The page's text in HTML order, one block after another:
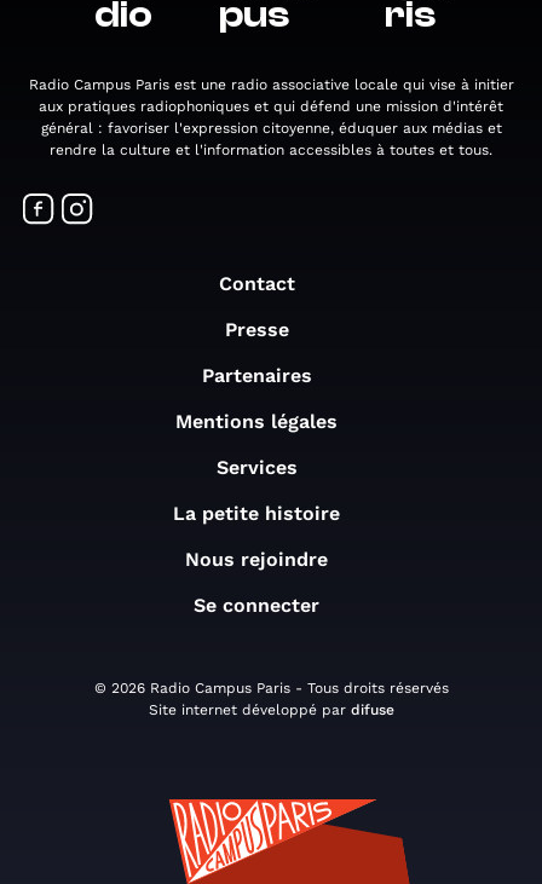
dio pus ris
Radio Campus Paris est une radio associative locale qui vise à initier
aux pratiques radiophoniques et qui défend une mission d'intérêt
général : favoriser l'expression citoyenne, éduquer aux médias et
rendre la culture et l'information accessibles à toutes et tous.
Contact
Presse
Partenaires
Mentions légales
Services
La petite histoire
Nous rejoindre
Se connecter
© 2026 Radio Campus Paris - Tous droits réservés
Site internet développé par difuse